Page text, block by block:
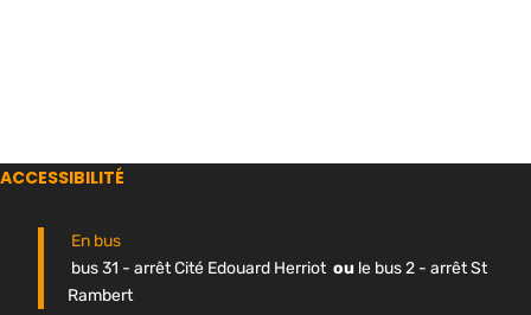
ACCESSIBILITÉ
En bus
bus 31 - arrêt Cité Edouard Herriot ou le bus 2 - arrêt St
Rambert